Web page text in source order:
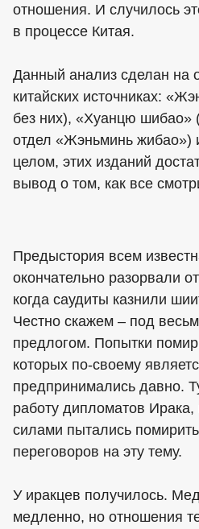
отношения. И случилось
в процессе Китая.
Данный анализ сделан на
китайских источниках:
без них), «Хуанцю шибао»
отдел «Жэньминь жибао»)
целом, этих изданий
вывод о том, как все
Предыстория всем
окончательно разорвали
когда саудиты казнили
Честно скажем – под
предлогом. Попытки
которых по-своему
предпринимались давно.
работу дипломатов Ирака,
силами пытались
переговоров на эту тему.
У иракцев получилось.
медленно, но отношения